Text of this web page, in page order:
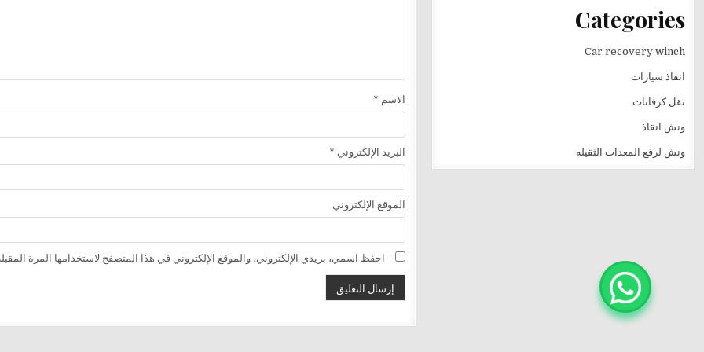
الاسم *
البريد الإلكتروني *
الموقع الإلكتروني
احفظ اسمي، بريدي الإلكتروني، والموقع الإلكتروني في هذا المتصفح لاستخدامها المرة
Categories
Car recovery winch
انقاذ سيارات
نقل كرفانات
ونش انقاذ
ونش لرفع المعدات الثقيله